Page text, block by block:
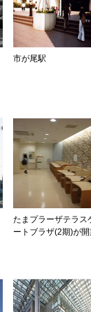
市が尾駅
たまプラーザテラス
ートブラザ(2期)が